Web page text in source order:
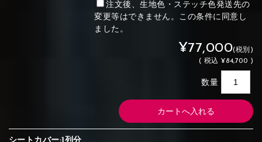
注文後、生地色・ステッチ色発送先の
変更等はできません。この条件に同意し
ました。
¥77,000(税別)
( 税込 ¥84,700 )
数量